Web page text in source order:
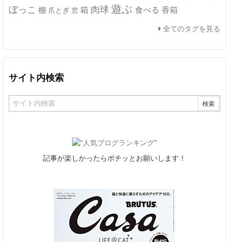
ぼっこ 棚 爪とぎ 窓 箱 肉球 遊ぶ 食べる 香箱
全てのタグを見る
サイト内検索
記事が楽しかったらポチッとお願いします！